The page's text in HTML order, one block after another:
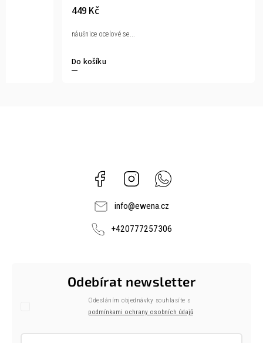
449 Kč
Do košíku
náušnice ocelové se...
Facebook Instagram
info@ewena.cz
+420777257306
Odebírat newsletter
Odesláním objednávky souhlasíte s
podmínkami ochrany osobních údajů